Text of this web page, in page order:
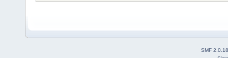
SMF 2.0.18